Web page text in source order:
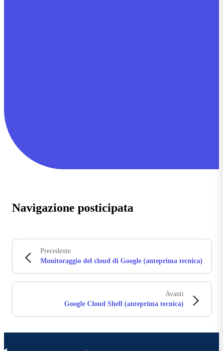
Navigazione posticipata
Precedente
Monitoraggio del cloud di Google (anteprima tecnica)
Avanti
Google Cloud Shell (anteprima tecnica)